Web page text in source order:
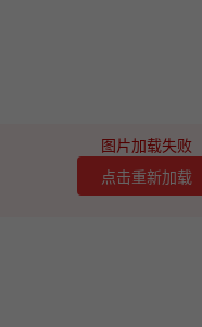
图片加载失败
点击重新加载